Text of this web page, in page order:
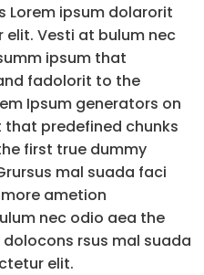
Lorem ipsum dolarorit
Vesti at bulum nec
ipsum that
fadolorit to the
Ipsum generators on
predefined chunks
first true dummy
mal suada faci
ametion
nec odio aea the
rsus mal suada
elit.